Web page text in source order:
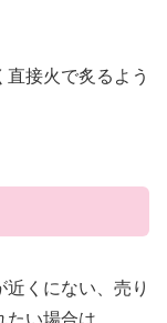
接火で炙るよう
近くにない、売り
たい場合は